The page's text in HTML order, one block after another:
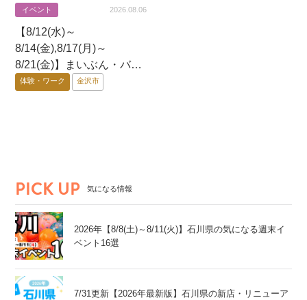
イベント 2026.08.06
【8/12(水)～
8/14(金),8/17(月)～
8/21(金)】まいぶん・バッ
クヤード・ツアー@金沢
体験・ワーク 金沢市
PICK UP 気になる情報
2026年【8/8(土)～8/11(火)】石川県の気になる週末イ
ベント16選
7/31更新【2026年最新版】石川県の新店・リニューア